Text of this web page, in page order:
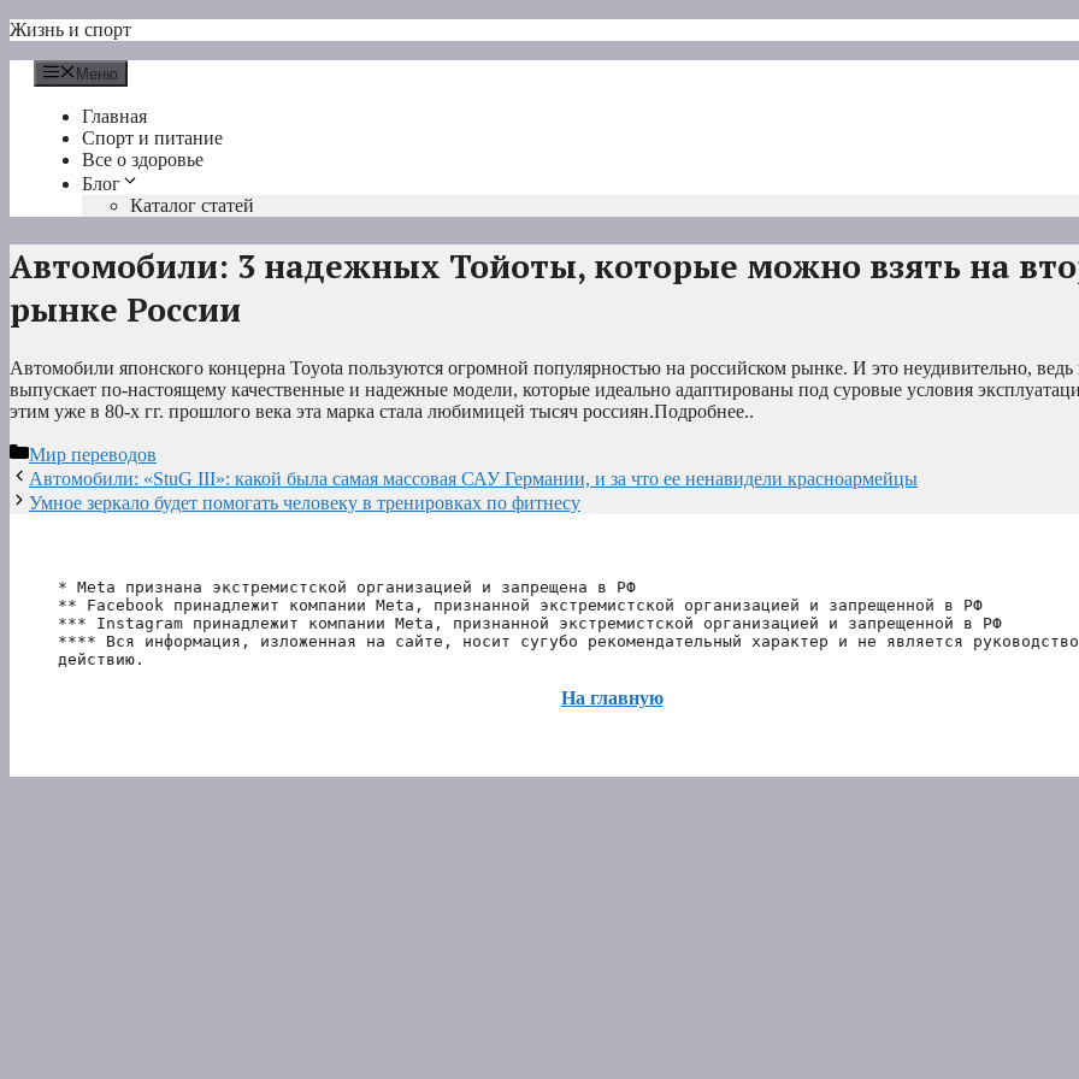
Перейти
содержимому
Жизнь и спорт
Меню
Главная
Спорт и питание
Все о здоровье
Блог
Каталог статей
Автомобили: 3 надежных Тойоты, которые можно взять на
рынке России
Автомобили японского концерна Toyota пользуются огромной популярностью на российском рынке. И это неудивительно,
выпускает по-настоящему качественные и надежные модели, которые идеально адаптированы под суровые условия
этим уже в 80-х гг. прошлого века эта марка стала любимицей тысяч россиян.Подробнее..
Рубрики
Мир переводов
Автомобили: «StuG III»: какой была самая массовая САУ Германии, и за что ее ненавидели красноармейцы
Умное зеркало будет помогать человеку в тренировках по фитнесу
* Meta признана экстремистской организацией и запрещена в РФ
** Facebook принадлежит компании Meta, признанной экстремистской организацией и запрещенной в РФ
*** Instagram принадлежит компании Meta, признанной экстремистской организацией и запрещенной в РФ
**** Вся информация, изложенная на сайте, носит сугубо рекомендательный характер и не является
действию.
На главную